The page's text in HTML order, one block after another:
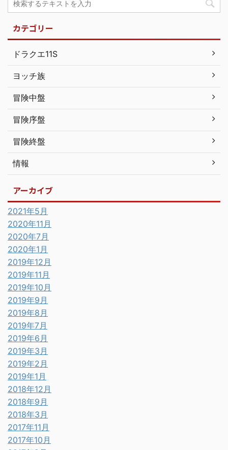
カテゴリー
ドラクエ11S
ヨッチ族
冒険中盤
冒険序盤
冒険終盤
情報
アーカイブ
2021年5月
2020年11月
2020年7月
2020年1月
2019年12月
2019年11月
2019年10月
2019年9月
2019年8月
2019年7月
2019年6月
2019年3月
2019年2月
2019年1月
2018年12月
2018年9月
2018年3月
2017年11月
2017年10月